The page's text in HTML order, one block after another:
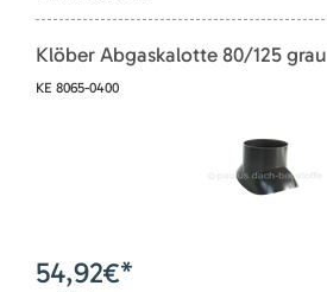
Klöber Abgaskalotte 80/125 grau
KE 8065-0400
54,92€*